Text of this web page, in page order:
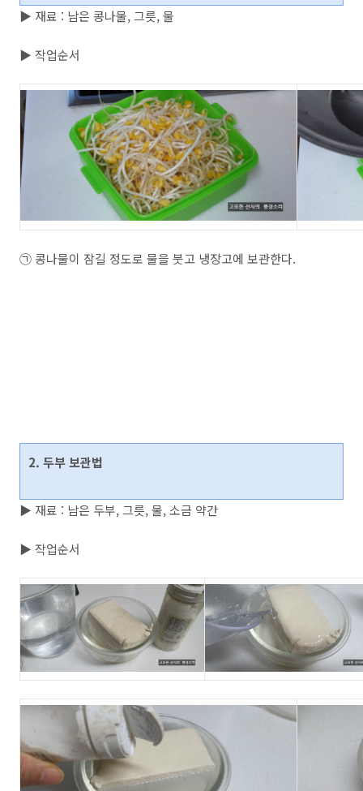
▶ 재료 : 남은 콩나물, 그릇, 물
▶ 작업순서
㉠ 콩나물이 잠길 정도로 물을 붓고 냉장고에 보관한다.
2. 두부 보관법
▶ 재료 : 남은 두부, 그릇, 물, 소금 약간
▶ 작업순서